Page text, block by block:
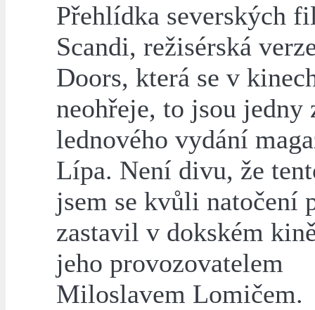
Přehlídka severských
Scandi, režisérská
Doors, která se v
neohřeje, to jsou jedny
lednového vydání
Lípa. Není divu, že
jsem se kvůli natočení
zastavil v dokském
jeho provozovatelem
Miloslavem Lomičem.